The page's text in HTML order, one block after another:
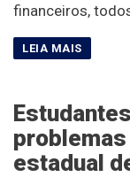
financeiros,
estadual